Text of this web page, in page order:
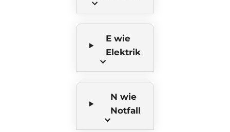
E wie
Elektrik
N wie
Notfall